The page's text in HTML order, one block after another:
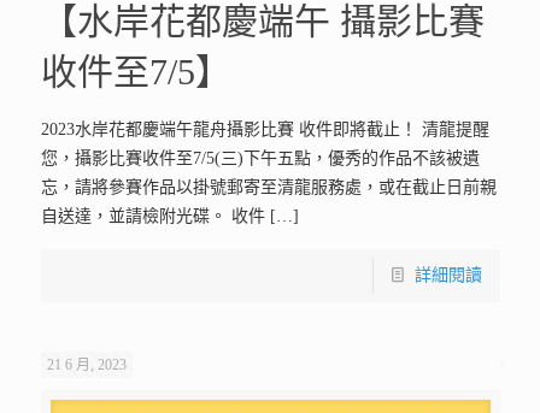
【水岸花都慶端午 攝影比賽
收件至7/5】
2023水岸花都慶端午龍舟攝影比賽 收件即將截止！ 清龍提醒
您，攝影比賽收件至7/5(三)下午五點，優秀的作品不該被遺
忘，請將參賽作品以掛號郵寄至清龍服務處，或在截止日前親
自送達，並請檢附光碟。 收件[…]
詳細閱讀
21 6 月, 2023